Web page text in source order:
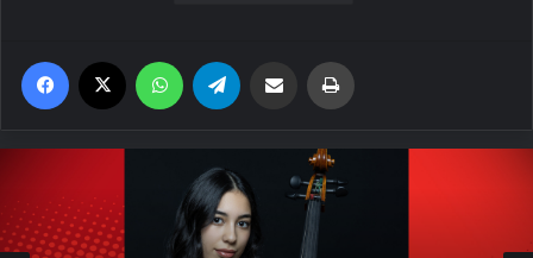
Facebook WhatsApp Email'den paylaş